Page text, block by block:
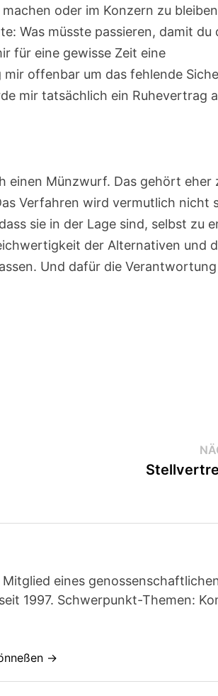
oder im Konzern zu
Was müsste passieren, damit du
für eine gewisse Zeit eine
offenbar um das fehlende
mir tatsächlich ein Ruhevertrag
Münzwurf. Das gehört eher
Verfahren wird vermutlich nicht
sie in der Lage sind, selbst zu
der Alternativen und
Und dafür die
eines
1997. Schwerpunkt-Themen:
→